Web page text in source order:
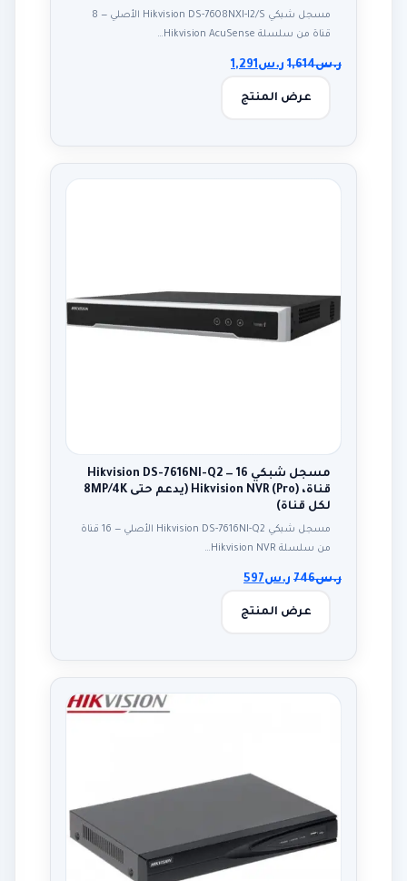
مسجل شبكي Hikvision DS-7608NXI-I2/S الأصلي — 8
قناة من سلسلة Hikvision AcuSense…
ر.س1,614 ر.س1,291
عرض المنتج
مسجل شبكي Hikvision DS-7616NI-Q2 — 16
قناة، Hikvision NVR (Pro) (يدعم حتى 8MP/4K
لكل قناة)
مسجل شبكي Hikvision DS-7616NI-Q2 الأصلي — 16 قناة
من سلسلة Hikvision NVR…
ر.س746 ر.س597
عرض المنتج